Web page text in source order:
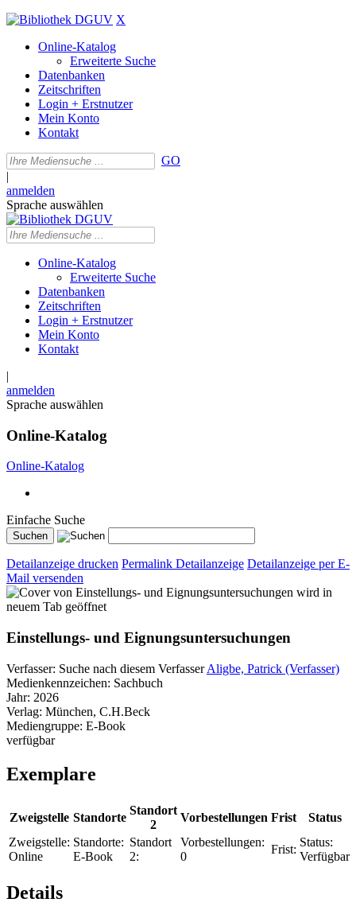
X
Online-Katalog
Erweiterte Suche
Datenbanken
Zeitschriften
Login + Erstnutzer
Mein Konto
Kontakt
GO
|
anmelden
Sprache auswählen
Online-Katalog
Erweiterte Suche
Datenbanken
Zeitschriften
Login + Erstnutzer
Mein Konto
Kontakt
|
anmelden
Sprache auswählen
Online-Katalog
Online-Katalog
Einfache Suche
Detailanzeige drucken Permalink Detailanzeige Detailanzeige per E-
Mail versenden
wird in
neuem Tab geöffnet
Einstellungs- und Eignungsuntersuchungen
Verfasser: Suche nach diesem Verfasser Aligbe, Patrick (Verfasser)
Medienkennzeichen: Sachbuch
Jahr: 2026
Verlag: München, C.H.Beck
Mediengruppe: E-Book
verfügbar
Exemplare
Zweigstelle Standorte
Standort
2
Vorbestellungen Frist
Status
Zweigstelle:
Online
Standorte:
E-Book
Standort
2:
Vorbestellungen:
0
Frist:
Status:
Verfügbar
Details